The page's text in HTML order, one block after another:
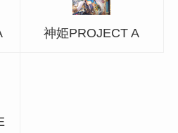
神姫PROJECT A